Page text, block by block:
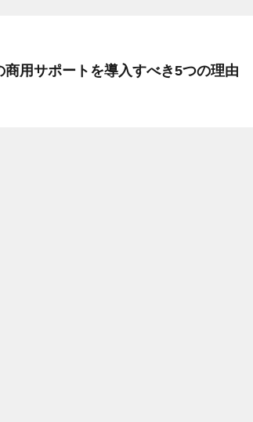
用サポートを導入すべき5つの理由